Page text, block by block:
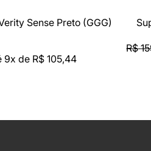
Sense Preto (GGG)
9x de R$ 105,44
R$